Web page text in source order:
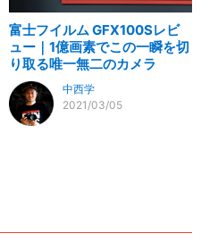
富士フイルム GFX100Sレビ
ュー｜1億画素でこの一瞬を切
り取る唯一無二のカメラ
中西学
2021/03/05